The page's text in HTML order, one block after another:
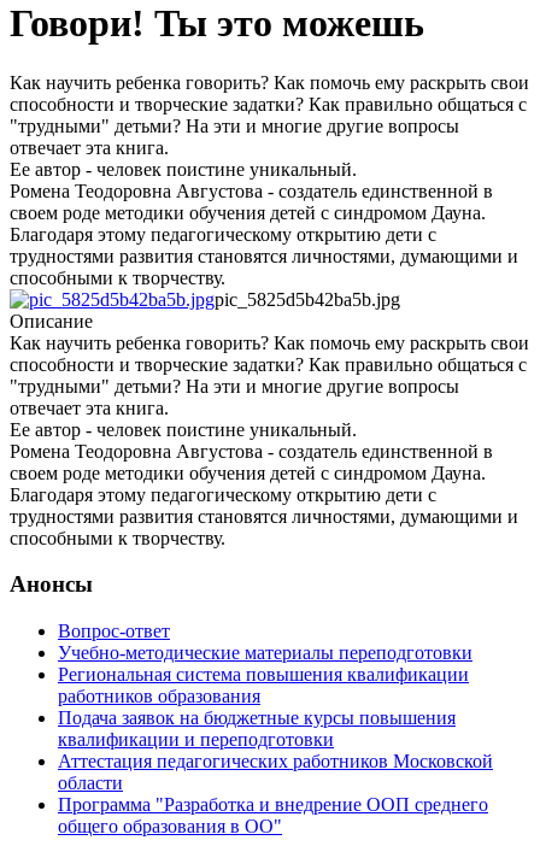
Говори! Ты это можешь
Как научить ребенка говорить? Как помочь ему раскрыть свои
способности и творческие задатки? Как правильно общаться с
"трудными" детьми? На эти и многие другие вопросы
отвечает эта книга.
Ее автор - человек поистине уникальный.
Ромена Теодоровна Августова - создатель единственной в
своем роде методики обучения детей с синдромом Дауна.
Благодаря этому педагогическому открытию дети с
трудностями развития становятся личностями, думающими и
способными к творчеству.
pic_5825d5b42ba5b.jpg
Описание
Как научить ребенка говорить? Как помочь ему раскрыть свои
способности и творческие задатки? Как правильно общаться с
"трудными" детьми? На эти и многие другие вопросы
отвечает эта книга.
Ее автор - человек поистине уникальный.
Ромена Теодоровна Августова - создатель единственной в
своем роде методики обучения детей с синдромом Дауна.
Благодаря этому педагогическому открытию дети с
трудностями развития становятся личностями, думающими и
способными к творчеству.
Анонсы
Вопрос-ответ
Учебно-методические материалы переподготовки
Региональная система повышения квалификации
работников образования
Подача заявок на бюджетные курсы повышения
квалификации и переподготовки
Аттестация педагогических работников Московской
области
Программа "Разработка и внедрение ООП среднего
общего образования в ОО"